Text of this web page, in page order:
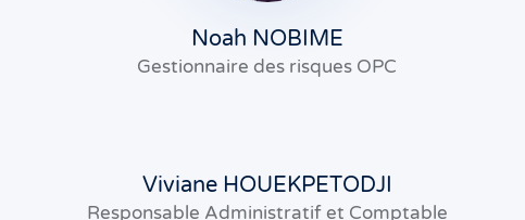
Noah NOBIME
Gestionnaire des risques OPC
Viviane HOUEKPETODJI
Responsable Administratif et Comptable